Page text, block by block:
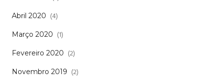
Abril 2020 (4)
Março 2020 (1)
Fevereiro 2020 (2)
Novembro 2019 (2)